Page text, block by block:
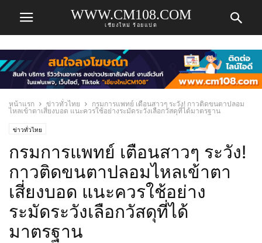
WWW.CM108.COM
เชียงใหม่ ร้อยแปด
หน้าแรก ข่าวทั่วไทย
กรมการแพทย์ เตือนสาวๆ ระวัง! กาวติดขนตาปลอม
ไหลเข้าตาเสี่ยงบอด แนะควรใช้อย่างระมัดระวังเลือกวัสดุที่ได้มาตรฐาน
ข่าวทั่วไทย
กรมการแพทย์ เตือนสาวๆ ระวัง!
กาวติดขนตาปลอมไหลเข้าตา
เสี่ยงบอด แนะควรใช้อย่าง
ระมัดระวังเลือกวัสดุที่ได้
มาตรฐาน